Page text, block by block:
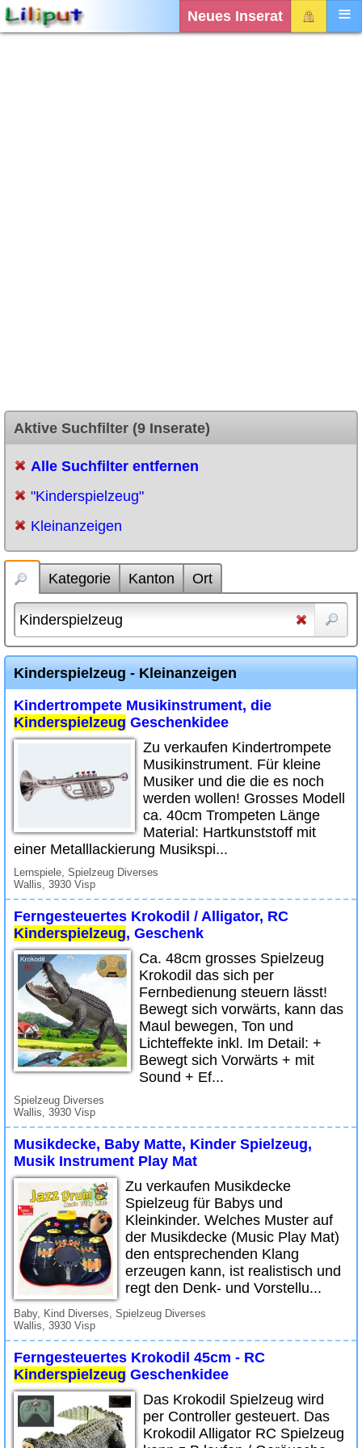
Neues Inserat
Aktive Suchfilter (9 Inserate)
Alle Suchfilter entfernen
"Kinderspielzeug"
Kleinanzeigen
Kategorie Kanton Ort
Kinderspielzeug - Kleinanzeigen
Kindertrompete Musikinstrument, die
Kinderspielzeug Geschenkidee
Zu verkaufen Kindertrompete
Musikinstrument. Für kleine
Musiker und die die es noch
werden wollen! Grosses Modell
ca. 40cm Trompeten Länge
Material: Hartkunststoff mit
einer Metalllackierung Musikspi...
Lernspiele, Spielzeug Diverses
Wallis, 3930 Visp
Ferngesteuertes Krokodil / Alligator, RC
Kinderspielzeug, Geschenk
Ca. 48cm grosses Spielzeug
Krokodil das sich per
Fernbedienung steuern lässt!
Bewegt sich vorwärts, kann das
Maul bewegen, Ton und
Lichteffekte inkl. Im Detail: +
Bewegt sich Vorwärts + mit
Sound + Ef...
Spielzeug Diverses
Wallis, 3930 Visp
Musikdecke, Baby Matte, Kinder Spielzeug,
Musik Instrument Play Mat
Zu verkaufen Musikdecke
Spielzeug für Babys und
Kleinkinder. Welches Muster auf
der Musikdecke (Music Play Mat)
den entsprechenden Klang
erzeugen kann, ist realistisch und
regt den Denk- und Vorstellu...
Baby, Kind Diverses, Spielzeug Diverses
Wallis, 3930 Visp
Ferngesteuertes Krokodil 45cm - RC
Kinderspielzeug Geschenkidee
Das Krokodil Spielzeug wird
per Controller gesteuert. Das
Krokodil Alligator RC Spielzeug